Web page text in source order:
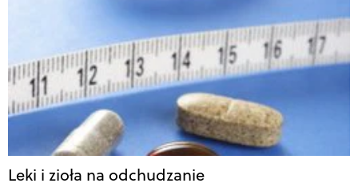
Leki i zioła na odchudzanie